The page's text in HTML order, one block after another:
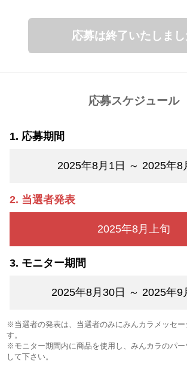
応募は終了いたしまし
応募スケジュール
応募期間
2025年8月1日 ～ 2025年8
当選者発表
2025年8月上旬
モニター期間
2025年8月30日 ～ 2025年9
※当選者の発表は、当選者のみにみんカラメッセー
す。
※モニター期間内に商品を使用し、みんカラのパ
して下さい。